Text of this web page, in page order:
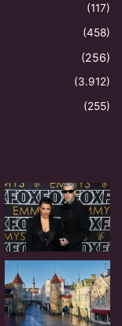
(117)
(458)
(256)
(3.912)
(255)